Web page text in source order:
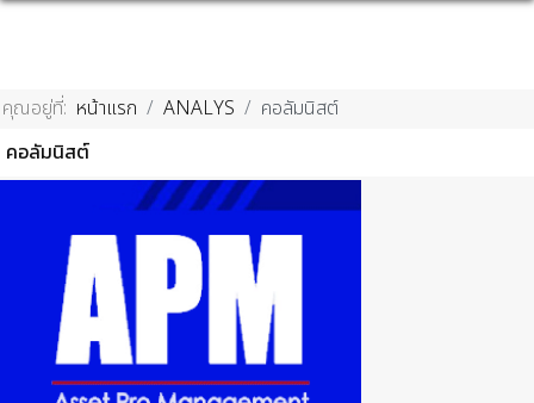
คุณอยู่ที่: หน้าแรก ANALYS
คอลัมนิสต์
คอลัมนิสต์